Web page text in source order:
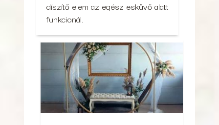
díszítő elem az egész esküvő alatt
funkcionál.